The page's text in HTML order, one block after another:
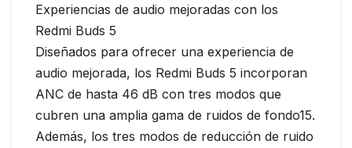
Experiencias de audio mejoradas con los
Redmi Buds 5
Diseñados para ofrecer una experiencia de
audio mejorada, los Redmi Buds 5 incorporan
ANC de hasta 46 dB con tres modos que
cubren una amplia gama de ruidos de fondo15.
Además, los tres modos de reducción de ruido